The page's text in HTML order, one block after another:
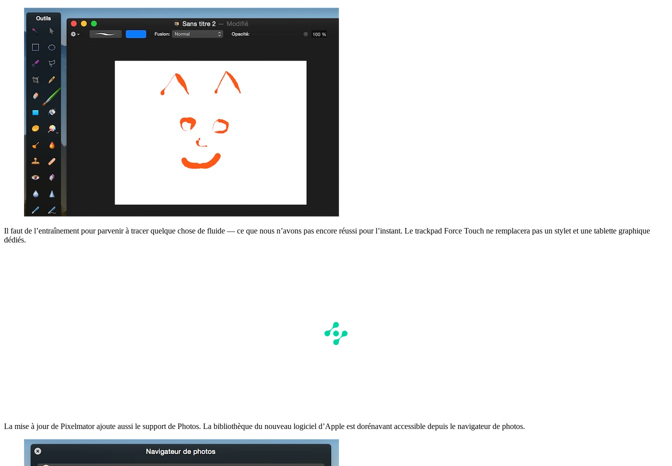
Il faut de l’entraînement pour parvenir à tracer quelque chose de fluide — ce que nous n’avons pas encore réussi pour l’instant. Le trackpad Force Touch ne remplacera pas un stylet et une tablette graphique
dédiés.
La mise à jour de Pixelmator ajoute aussi le support de Photos. La bibliothèque du nouveau logiciel d’Apple est dorénavant accessible depuis le navigateur de photos.